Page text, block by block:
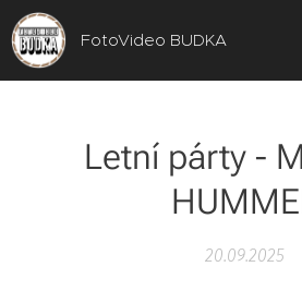
FotoVideo BUDKA
Letní párty -
20.09.2025